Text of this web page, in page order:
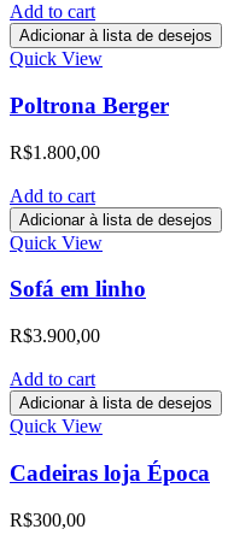
Add to cart
Adicionar à lista de desejos
Quick View
Poltrona Berger
R$1.800,00
Add to cart
Adicionar à lista de desejos
Quick View
Sofá em linho
R$3.900,00
Add to cart
Adicionar à lista de desejos
Quick View
Cadeiras loja Época
R$300,00